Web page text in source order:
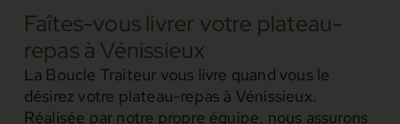
Faîtes-vous livrer votre plateau-
repas à Vénissieux
La Boucle Traiteur vous livre quand vous le
désirez votre plateau-repas à Vénissieux.
Réalisée par notre propre équipe, nous assurons